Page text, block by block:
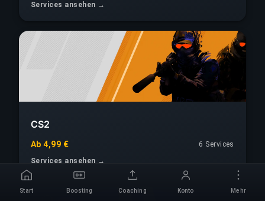
Services ansehen →
CS2
Ab 4,99 €
6 Services
Services ansehen →
Start Boosting Coaching Konto Mehr